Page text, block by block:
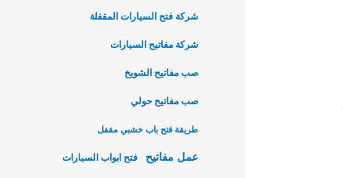
شركة فتح السيارات المقفلة
شركة مفاتيح السيارات
صب مفاتيح الشويخ
صب مفاتيح حولي
طريقة فتح باب خشبي مقفل
عمل مفاتيح فتح ابواب السيارات